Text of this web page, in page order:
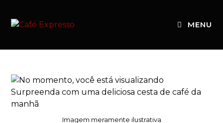
MENU
Imagem meramente ilustrativa